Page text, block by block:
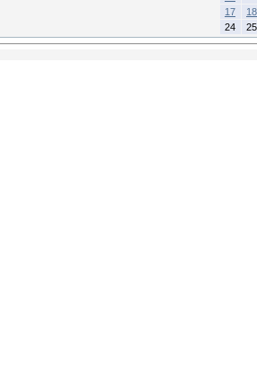
17
18
24
25